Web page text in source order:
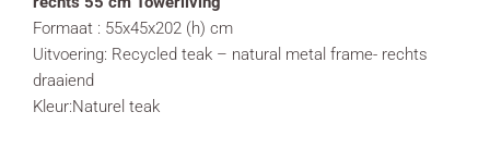
Formaat : 55x45x202 (h) cm
Uitvoering: Recycled teak – natural metal frame- rechts
draaiend
Kleur:Naturel teak